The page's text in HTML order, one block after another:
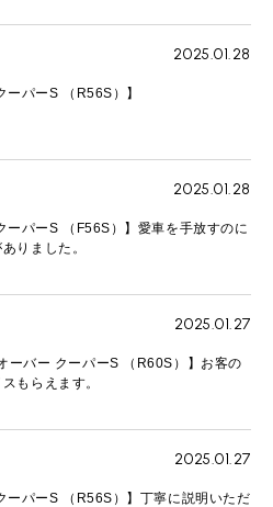
2025.01.28
ーパーS （R56S）】
2025.01.28
ーパーS （F56S）】愛車を手放すのに
りました。
2025.01.27
ーバー クーパーS （R60S）】お客の
もらえます。
2025.01.27
ーパーS （R56S）】丁寧に説明いただ